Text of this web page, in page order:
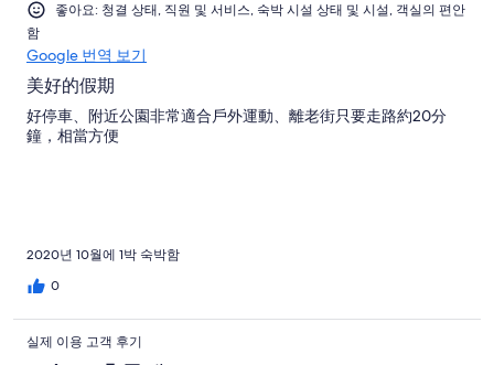
좋아요: 청결 상태, 직원 및 서비스, 숙박 시설 상태 및 시설, 객실의 편안
함
Google 번역 보기
美好的假期
好停車、附近公園非常適合戶外運動、離老街只要走路約20分
鐘，相當方便
2020년 10월에 1박 숙박함
0
실제 이용 고객 후기